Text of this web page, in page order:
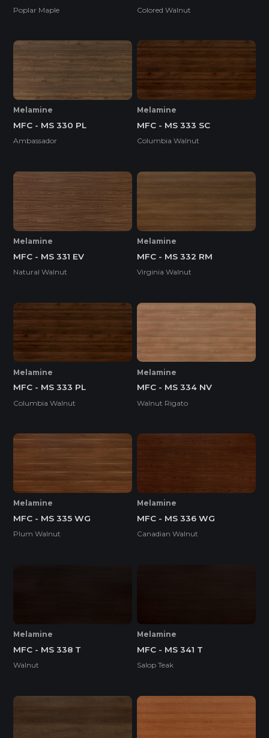
Poplar Maple Colored Walnut
Melamine
MFC - MS 330 PL
Ambassador
Melamine
MFC - MS 333 SC
Columbia Walnut
Melamine
MFC - MS 331 EV
Natural Walnut
Melamine
MFC - MS 332 RM
Virginia Walnut
Melamine
MFC - MS 333 PL
Columbia Walnut
Melamine
MFC - MS 334 NV
Walnut Rigato
Melamine
MFC - MS 335 WG
Plum Walnut
Melamine
MFC - MS 336 WG
Canadian Walnut
Melamine
MFC - MS 338 T
Walnut
Melamine
MFC - MS 341 T
Salop Teak